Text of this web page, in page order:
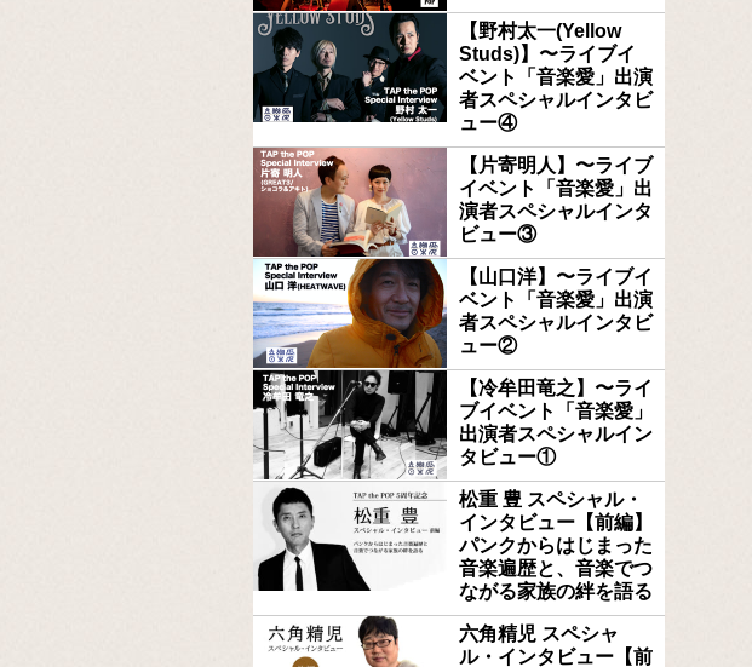
【野村太一(Yellow
Studs)】〜ライブイ
ベント「音楽愛」出演
者スペシャルインタビ
ュー④
【片寄明人】〜ライブ
イベント「音楽愛」出
演者スペシャルインタ
ビュー③
【山口洋】〜ライブイ
ベント「音楽愛」出演
者スペシャルインタビ
ュー②
【冷牟田竜之】〜ライ
ブイベント「音楽愛」
出演者スペシャルイン
タビュー①
松重 豊 スペシャル・
インタビュー【前編】
パンクからはじまった
音楽遍歴と、音楽でつ
ながる家族の絆を語る
六角精児 スペシャ
ル・インタビュー【前